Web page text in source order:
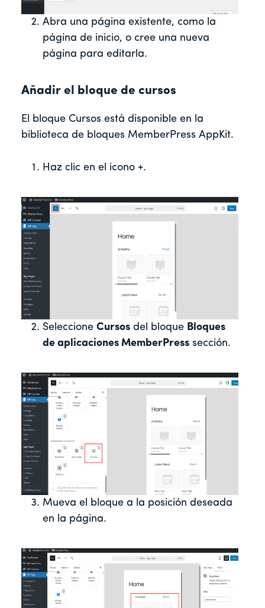
Abra una página existente, como la
página de inicio, o cree una nueva
página para editarla.
Añadir el bloque de cursos
El bloque Cursos está disponible en la
biblioteca de bloques MemberPress AppKit.
Haz clic en el icono +.
Seleccione Cursos del bloque Bloques
de aplicaciones MemberPress sección.
Mueva el bloque a la posición deseada
en la página.